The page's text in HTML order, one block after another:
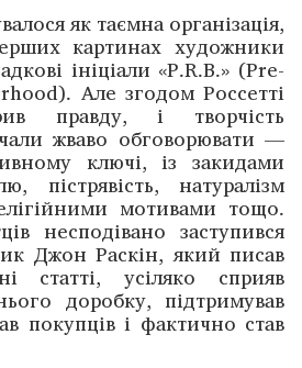
як таємна організація,
картинах художники
ініціали «P.R.B.» (Pre-
Але згодом Россетті
правду, і творчість
жваво обговорювати —
ключі, із закидами
пістрявість, натуралізм
мотивами тощо.
несподівано заступився
Джон Раскін, який писав
статті, усіляко сприяв
доробку, підтримував
покупців і фактично став